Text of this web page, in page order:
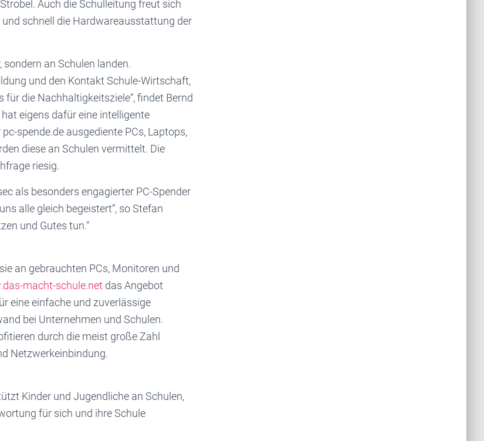
Auch die Schulleitung freut sich
schnell die Hardwareausstattung der
an Schulen landen.
und den Kontakt Schule-Wirtschaft,
die Nachhaltigkeitsziele“, findet Bernd
hat eigens dafür eine intelligente
spende.de ausgediente PCs, Laptops,
diese an Schulen vermittelt. Die
riesig.
als besonders engagierter PC-Spender
alle gleich begeistert“, so Stefan
und Gutes tun.“
an gebrauchten PCs, Monitoren und
macht-schule.net das Angebot
eine einfache und zuverlässige
bei Unternehmen und Schulen.
durch die meist große Zahl
Netzwerkeinbindung.
Kinder und Jugendliche an Schulen,
für sich und ihre Schule